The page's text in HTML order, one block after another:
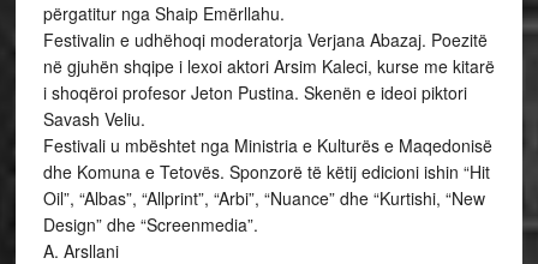
përgatitur nga Shaip Emërllahu.
Festivalin e udhëhoqi moderatorja Verjana Abazaj. Poezitë
në gjuhën shqipe i lexoi aktori Arsim Kaleci, kurse me kitarë
i shoqëroi profesor Jeton Pustina. Skenën e ideoi piktori
Savash Veliu.
Festivali u mbështet nga Ministria e Kulturës e Maqedonisë
dhe Komuna e Tetovës. Sponzorë të këtij edicioni ishin “Hit
Oil”, “Albas”, “Allprint”, “Arbi”, “Nuance” dhe “Kurtishi, “New
Design” dhe “Screenmedia”.
A. Arsllani